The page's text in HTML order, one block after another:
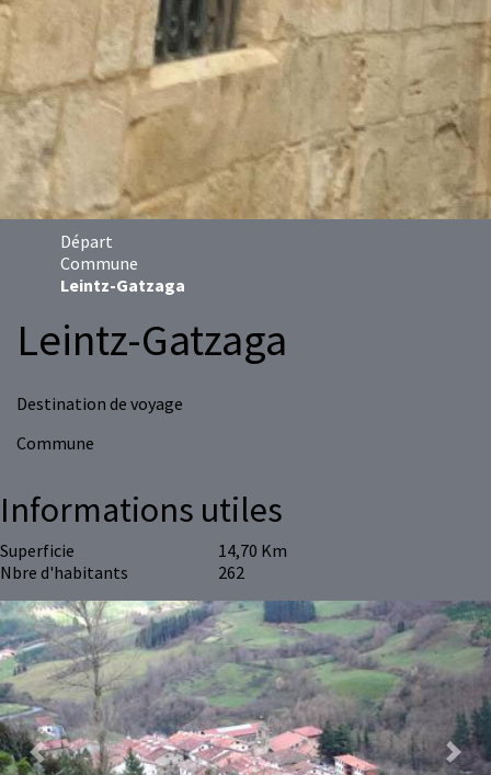
Départ
Commune
Leintz-Gatzaga
Leintz-Gatzaga
Destination de voyage
Commune
Informations utiles
Superficie
14,70 Km
Nbre d'habitants
262
Previous Next